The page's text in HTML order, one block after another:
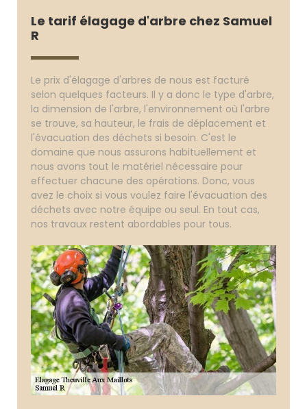
Le tarif élagage d'arbre chez Samuel
R
Le prix d'élagage d'arbres de nous est facturé
selon quelques facteurs. Il y a donc le type d'arbre,
la dimension de l'arbre, l'environnement où l'arbre
se trouve, sa hauteur, le frais de déplacement et
l'évacuation des déchets si besoin. C'est le
domaine que nous assurons habituellement et
nous avons tout le matériel nécessaire pour
effectuer chacune des opérations. Donc, vous
avez le choix si vous voulez faire l'évacuation des
déchets avec notre équipe ou seul. En tout cas,
nos travaux restent abordables pour tous.